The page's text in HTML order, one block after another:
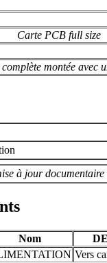
Carte PCB full size
montée avec
à jour
Nom
Vers